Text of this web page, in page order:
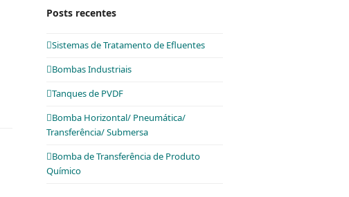
Posts recentes
Sistemas de Tratamento de Efluentes
Bombas Industriais
Tanques de PVDF
Bomba Horizontal/ Pneumática/
Transferência/ Submersa
Bomba de Transferência de Produto
Químico